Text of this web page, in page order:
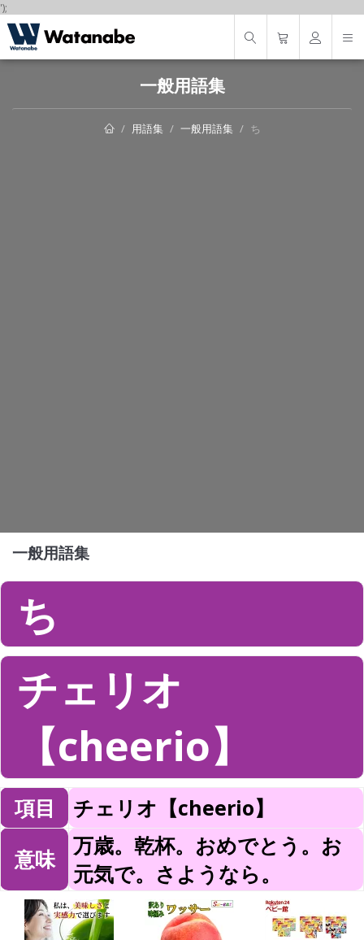
');
一般用語集
用語集 一般用語集 ち
一般用語集
ち
チェリオ
【cheerio】
項目
チェリオ【cheerio】
意味
万歳。乾杯。おめでとう。お
元気で。さようなら。